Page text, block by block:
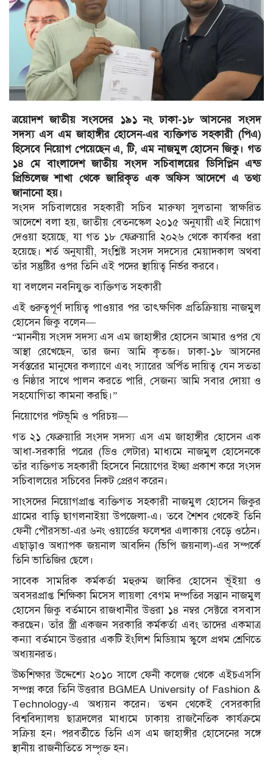
ত্রয়োদশ জাতীয় সংসদের ১৯১ নং ঢাকা-১৮ আসনের সংসদ
সদস্য এস এম জাহাঙ্গীর হোসেন-এর ব্যক্তিগত সহকারী (পিএ)
হিসেবে নিয়োগ পেয়েছেন এ, টি, এম নাজমুল হোসেন জিকু। গত
১৪ মে বাংলাদেশ জাতীয় সংসদ সচিবালয়ের ডিসিপ্লিন এন্ড
প্রিভিলেজ শাখা থেকে জারিকৃত এক অফিস আদেশে এ তথ্য
জানানো হয়।
সংসদ সচিবালয়ের সহকারী সচিব মারুফা সুলতানা স্বাক্ষরিত
আদেশে বলা হয়, জাতীয় বেতনস্কেল ২০১৫ অনুযায়ী এই নিয়োগ
দেওয়া হয়েছে, যা গত ১৮ ফেব্রুয়ারি ২০২৬ থেকে কার্যকর ধরা
হয়েছে। শর্ত অনুযায়ী, সংশ্লিষ্ট সংসদ সদস্যের মেয়াদকাল অথবা
তাঁর সন্তুষ্টির ওপর তিনি এই পদের স্থায়িত্ব নির্ভর করবে।
যা বললেন নবনিযুক্ত ব্যক্তিগত সহকারী
এই গুরুত্বপূর্ণ দায়িত্ব পাওয়ার পর তাৎক্ষণিক প্রতিক্রিয়ায় নাজমুল
হোসেন জিকু বলেন—
“মাননীয় সংসদ সদস্য এস এম জাহাঙ্গীর হোসেন আমার ওপর যে
আস্থা রেখেছেন, তার জন্য আমি কৃতজ্ঞ। ঢাকা-১৮ আসনের
সর্বস্তরের মানুষের কল্যাণে এবং স্যারের অর্পিত দায়িত্ব যেন সততা
ও নিষ্ঠার সাথে পালন করতে পারি, সেজন্য আমি সবার দোয়া ও
সহযোগিতা কামনা করছি।”
নিয়োগের পটভূমি ও পরিচয়—
গত ২১ ফেব্রুয়ারি সংসদ সদস্য এস এম জাহাঙ্গীর হোসেন এক
আধা-সরকারি পত্রের (ডিও লেটার) মাধ্যমে নাজমুল হোসেনকে
তাঁর ব্যক্তিগত সহকারী হিসেবে নিয়োগের ইচ্ছা প্রকাশ করে সংসদ
সচিবালয়ের সচিবের নিকট প্রেরণ করেন।
সাংসদের নিয়োগপ্রাপ্ত ব্যক্তিগত সহকারী নাজমুল হোসেন জিকুর
গ্রামের বাড়ি ছাগলনাইয়া উপজেলা-এ। তবে শৈশব থেকেই তিনি
ফেনী পৌরসভা-এর ৬নং ওয়ার্ডের ফলেশ্বর এলাকায় বেড়ে ওঠেন।
এছাড়াও অধ্যাপক জয়নাল আবদিন (ভিপি জয়নাল)-এর সম্পর্কে
তিনি ভাতিজির ছেলে।
সাবেক সামরিক কর্মকর্তা মহুরুম জাকির হোসেন ভূঁইয়া ও
অবসরপ্রাপ্ত শিক্ষিকা মিসেস লায়লা বেগম দম্পতির সন্তান নাজমুল
হোসেন জিকু বর্তমানে রাজধানীর উত্তরা ১৪ নম্বর সেক্টরে বসবাস
করছেন। তাঁর স্ত্রী একজন সরকারি কর্মকর্তা এবং তাদের একমাত্র
কন্যা বর্তমানে উত্তরার একটি ইংলিশ মিডিয়াম স্কুলে প্রথম শ্রেণিতে
অধ্যয়নরত।
উচ্চশিক্ষার উদ্দেশ্যে ২০১০ সালে ফেনী কলেজ থেকে এইচএসসি
সম্পন্ন করে তিনি উত্তরার BGMEA University of Fashion &
Technology-এ অধ্যয়ন করেন। তখন থেকেই বেসরকারি
বিশ্ববিদ্যালয় ছাত্রদলের মাধ্যমে ঢাকায় রাজনৈতিক কার্যক্রমে
সক্রিয় হন। পরবর্তীতে তিনি এস এম জাহাঙ্গীর হোসেনের সঙ্গে
স্থানীয় রাজনীতিতে সম্পৃক্ত হন।